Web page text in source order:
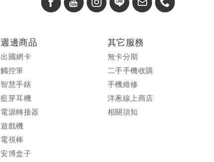
週邊商品
出國網卡
觸控筆
智慧手錶
藍芽耳機
電源轉接器
遊戲機
電視棒
安博盒子
其它服務
無卡分期
二手手機收購
手機維修
洋蔥線上商店
相關須知